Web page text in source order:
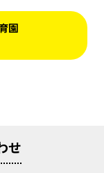
園
せ